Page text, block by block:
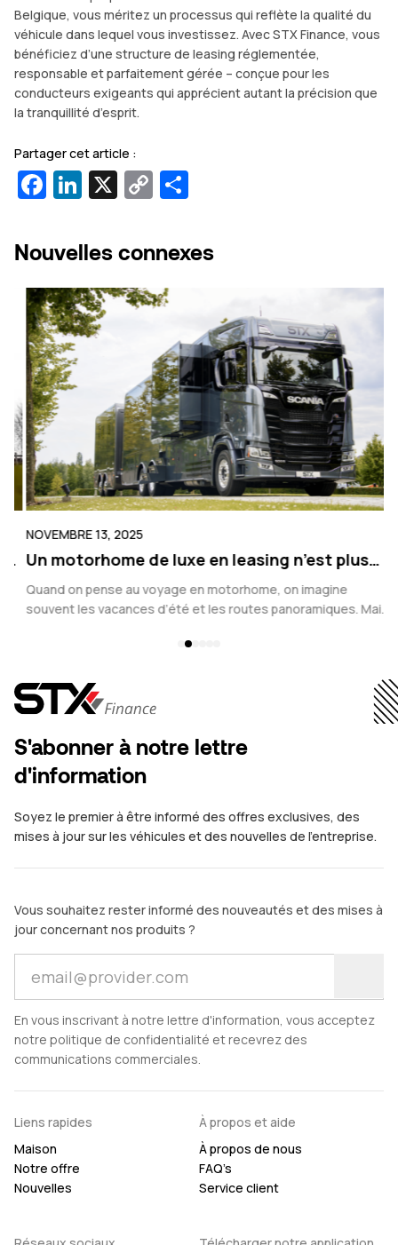
Belgique, vous méritez un processus qui reflète la qualité du
véhicule dans lequel vous investissez. Avec STX Finance, vous
bénéficiez d’une structure de leasing réglementée,
responsable et parfaitement gérée – conçue pour les
conducteurs exigeants qui apprécient autant la précision que
la tranquillité d’esprit.
Partager cet article :
Facebook
LinkedIn
X Copy
Nouvelles connexes
NOVEMBRE 13, 2025
Un motorhome de luxe en leasing n’est plus
réservé aux vacances
Quand on pense au voyage en motorhome, on imagine
souvent les vacances d’été et les routes panoramiques. Mais
S'abonner à notre lettre
d'information
Soyez le premier à être informé des offres exclusives, des
mises à jour sur les véhicules et des nouvelles de l'entreprise.
Vous souhaitez rester informé des nouveautés et des mises à
jour concernant nos produits ?
En vous inscrivant à notre lettre d'information, vous acceptez
notre politique de confidentialité et recevrez des
communications commerciales.
Liens rapides
Maison
Notre offre
Nouvelles
À propos et aide
À propos de nous
FAQ’s
Service client